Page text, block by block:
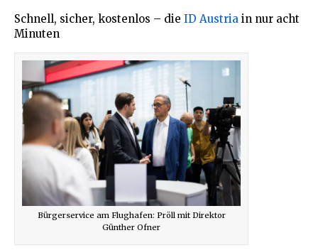
Schnell, sicher, kostenlos – die ID Austria in nur acht
Minuten
Bürgerservice am Flughafen: Pröll mit Direktor
Günther Ofner